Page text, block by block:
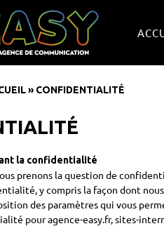
» CONFIDENTIALITÉ
la confidentialité
prenons la question de
y compris la façon dont
des paramètres qui vous
pour agence-easy.fr, sites-